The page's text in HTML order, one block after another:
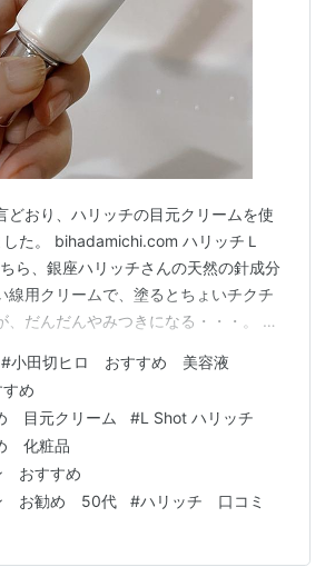
どおり、ハリッチの目元クリームを使
た。 bihadamichi.com ハリッチＬ
ら、銀座ハリッチさんの天然の針成分
線用クリームで、塗るとちょいチクチ
、だんだんやみつきになる・・・。 そ
分と、リフトアップ効果のある美容成
された針入りほうれい線用クリームな
い線をはじめ、目尻・目の下・額・首
る部分に塗布することで、天然針の成
え気になる箇所を活性化。そこに高濃
成分が浸…
#小田切ヒロ おすすめ 美容液
め
目元クリーム #L Shot ハリッチ
化粧品
おすすめ
お勧め 50代 #ハリッチ 口コミ